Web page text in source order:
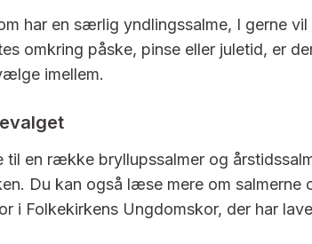
har en særlig yndlingssalme, I gerne
omkring påske, pinse eller juletid, er
imellem.
til en række bryllupssalmer og
Du kan også læse mere om salmerne
i Folkekirkens Ungdomskor, der har